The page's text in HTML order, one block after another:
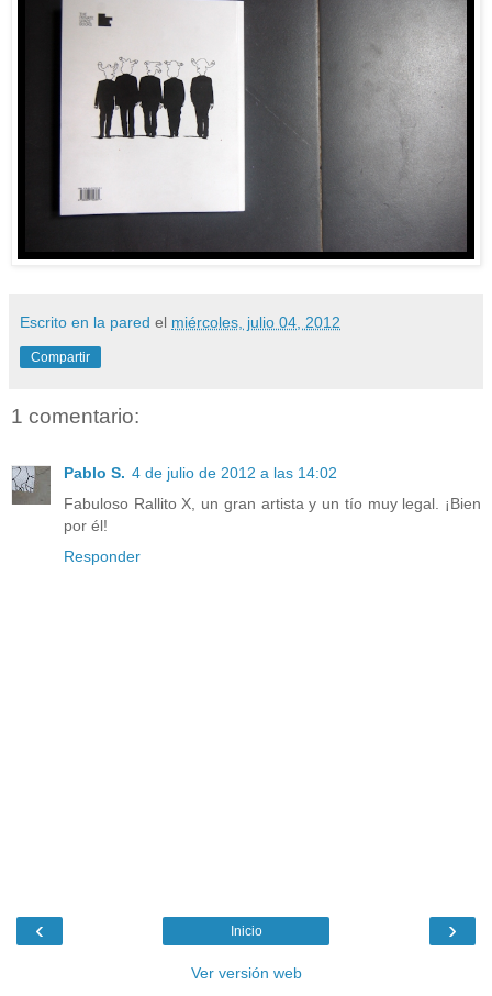
Escrito en la pared el miércoles, julio 04, 2012
Compartir
1 comentario:
Pablo S. 4 de julio de 2012 a las 14:02
Fabuloso Rallito X, un gran artista y un tío muy legal. ¡Bien
por él!
Responder
‹ ›
Inicio
Ver versión web